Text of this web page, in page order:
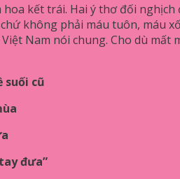
kết trái. Hai ý thơ đối
không phải máu tuôn, máu
Nam nói chung. Cho dù
suối cũ
đưa”